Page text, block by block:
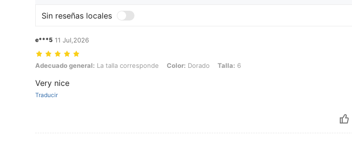
Sin reseñas locales
e***5 11 Jul,2026
Adecuado general: La talla corresponde, Color: Dorado, Talla: 6
Adecuado general: La talla corresponde Color: Dorado Talla: 6
Very nice
Traducir